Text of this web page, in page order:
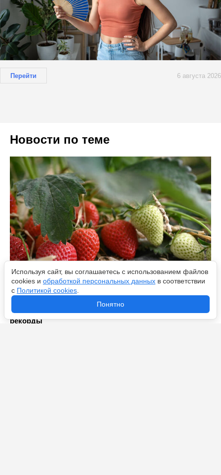
Новости по теме
Долгоносик «склеит ласты»: агроном Давыдова
назвала методы борьбы — урожай клубники побьет
рекорды
Перейти 6 августа 2026
Используя сайт, вы соглашаетесь с использованием файлов
cookies и обработкой персональных данных в соответствии
с Политикой cookies
Понятно